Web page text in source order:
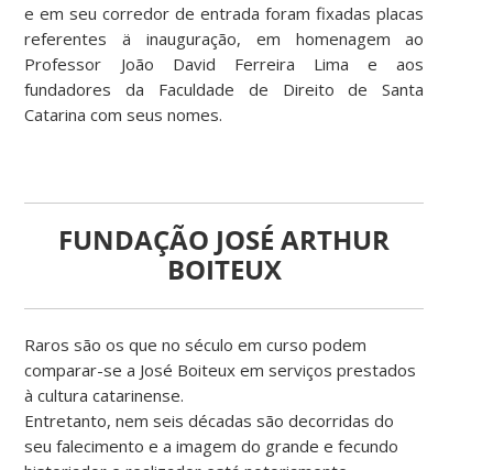
e em seu corredor de entrada foram fixadas placas
referentes ä inauguração, em homenagem ao
Professor João David Ferreira Lima e aos
fundadores da Faculdade de Direito de Santa
Catarina com seus nomes.
FUNDAÇÃO JOSÉ ARTHUR
BOITEUX
Raros são os que no século em curso podem
comparar-se a José Boiteux em serviços prestados
à cultura catarinense.
Entretanto, nem seis décadas são decorridas do
seu falecimento e a imagem do grande e fecundo